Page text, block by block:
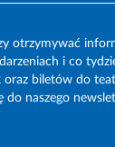
otrzymywać
i co
oraz biletów do
do naszego